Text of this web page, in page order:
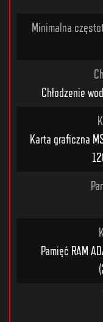
Minimalna
Chłodzenie
Karta graficzna
Pamięć RAM